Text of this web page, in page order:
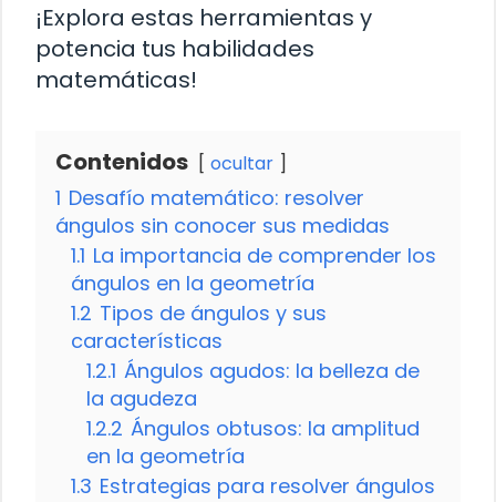
¡Explora estas herramientas y
potencia tus habilidades
matemáticas!
Contenidos ocultar
1 Desafío matemático: resolver
ángulos sin conocer sus medidas
1.1 La importancia de comprender los
ángulos en la geometría
1.2 Tipos de ángulos y sus
características
1.2.1 Ángulos agudos: la belleza de
la agudeza
1.2.2 Ángulos obtusos: la amplitud
en la geometría
1.3 Estrategias para resolver ángulos